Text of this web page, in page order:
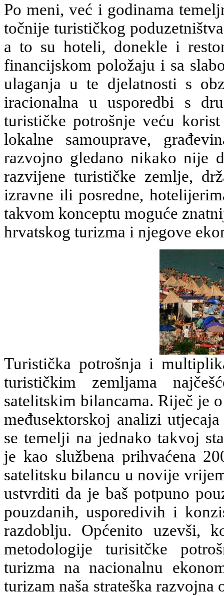
Po meni, već i godinama
točnije turističkog
a to su hoteli, donekle i
financijskom položaju i sa
ulaganja u te djelatnosti s
iracionalna u usporedbi s
turističke potrošnje veću
lokalne samouprave,
razvojno gledano nikako nije
razvijene turističke zemlje,
izravne ili posredne,
takvom konceptu moguće
hrvatskog turizma i njegove
Turistička potrošnja i
turističkim zemljama
satelitskim bilancama. Riječ je
međusektorskoj analizi
se temelji na jednako takvoj
je kao službena prihvaćena
satelitsku bilancu u novije
ustvrditi da je baš potpuno
pouzdanih, usporedivih i
razdoblju. Općenito uzevši,
metodologije turisitčke
turizma na nacionalnu
turizam naša strateška